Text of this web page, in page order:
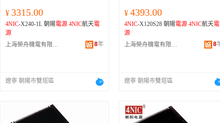
¥ 3315.00
4NIC-X240-1L 朝陽電源 4NIC航天電
源
上海榮舟機電有限公司
8年
遼寧 朝陽市雙塔區
¥ 4393.00
4NIC-X120S28 朝陽電源 4NIC航天電
源
上海榮舟機電有限公司
8
遼寧 朝陽市雙塔區